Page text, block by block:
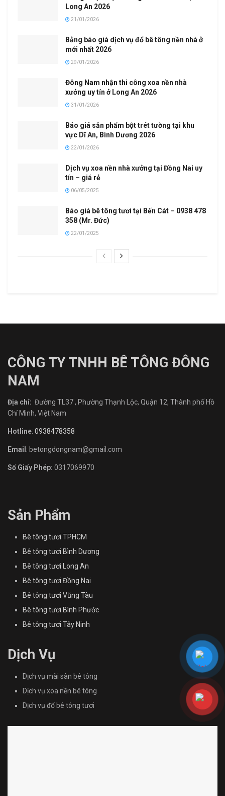
Long An 2026
21/01/2026
Bảng báo giá dịch vụ đổ bê tông nền nhà ở
mới nhất 2026
29/01/2026
Đông Nam nhận thi công xoa nền nhà
xưởng uy tín ở Long An 2026
31/01/2026
Báo giá sản phẩm bột trét tường tại khu
vực Dĩ An, Bình Dương 2026
22/01/2026
Dịch vụ xoa nền nhà xưởng tại Đồng Nai uy
tín – giá rẻ
06/05/2025
Báo giá bê tông tươi tại Bến Cát – 0938 478
358 (Mr. Đức)
22/01/2025
CÔNG TY TNHH BÊ TÔNG ĐÔNG
NAM
Địa chỉ: Đường TL37 , Phường Thạnh Lộc, Quận 12, Thành phố Hồ
Chí Minh, Việt Nam
Hotline: 0938478358
Email : betongdongnam@gmail.com
Số Giấy Phép: 0317069970
Sản Phẩm
Bê tông tươi TPHCM
Bê tông tươi Bình Dương
Bê tông tươi Long An
Bê tông tươi Đồng Nai
Bê tông tươi Vũng Tàu
Bê tông tươi Bình Phước
Bê tông tươi Tây Ninh
Dịch Vụ
Dịch vụ mài sàn bê tông
Dịch vụ xoa nền bê tông
Dịch vụ đổ bê tông tươi